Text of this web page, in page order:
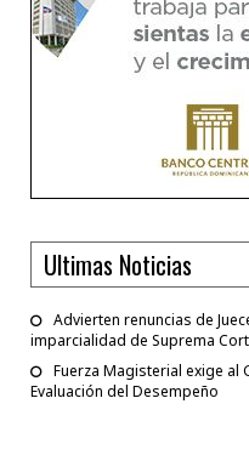
Ultimas Noticias
Advierten renuncias de
imparcialidad de Suprema
Fuerza Magisterial exige al
Evaluación del Desempeño